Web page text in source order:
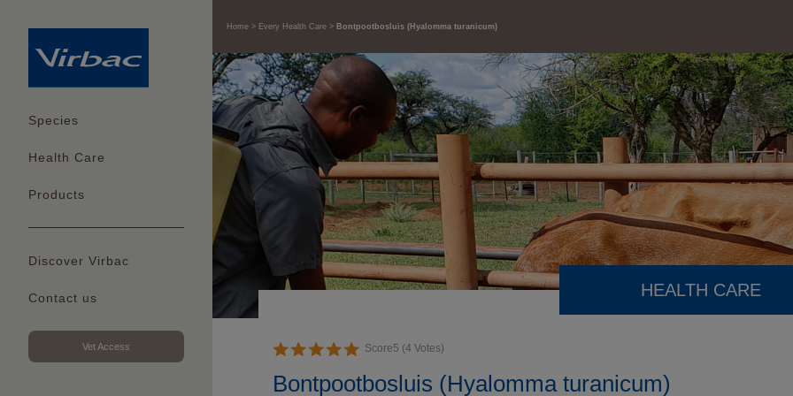
Species
Health Care
Products
Discover Virbac
Contact us
Vet Access
Home Every Health Care Bontpootbosluis (Hyalomma turanicum)
HEALTH CARE
Score5 (4 Votes)
Bontpootbosluis (Hyalomma turanicum)